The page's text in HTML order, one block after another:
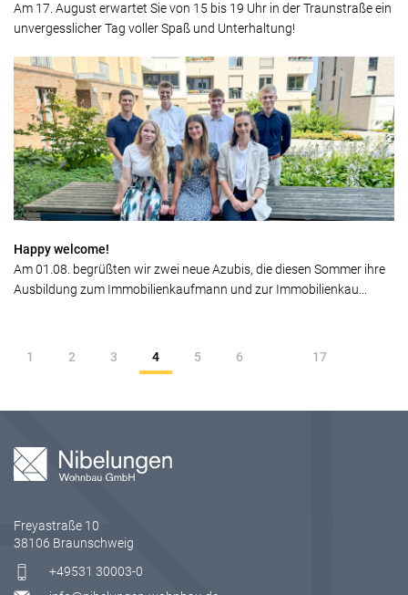
Am 17. August erwartet Sie von 15 bis 19 Uhr in der Traunstraße ein
unvergesslicher Tag voller Spaß und Unterhaltung!
Happy welcome!
Am 01.08. begrüßten wir zwei neue Azubis, die diesen Sommer ihre
Ausbildung zum Immobilienkaufmann und zur Immobilienkau...
1 2 3 4 5 6 17
Freyastraße 10
38106 Braunschweig
+49531 30003-0